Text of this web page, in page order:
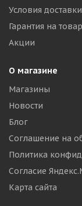
Условия доставки
Гарантия на товар
Акции
О магазине
Магазины
Новости
Блог
Соглашение на
Политика
Согласие
Карта сайта